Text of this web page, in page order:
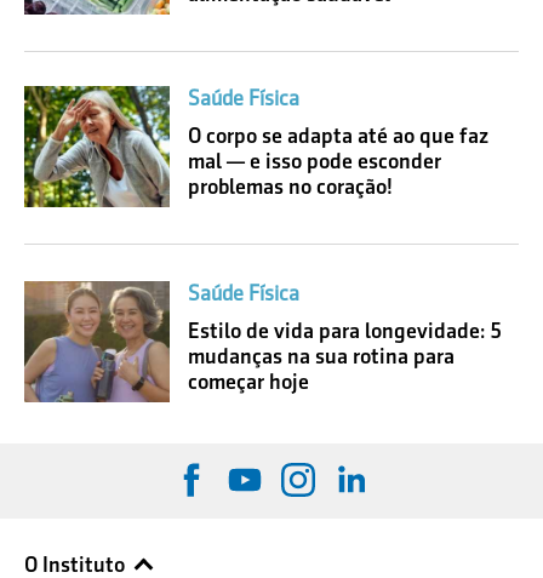
Saúde Física
O corpo se adapta até ao que faz
mal — e isso pode esconder
problemas no coração!
Saúde Física
Estilo de vida para longevidade: 5
mudanças na sua rotina para
começar hoje
O Instituto